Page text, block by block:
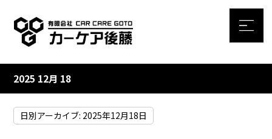
2025 12月 18
日別アーカイブ: 2025年12月18日